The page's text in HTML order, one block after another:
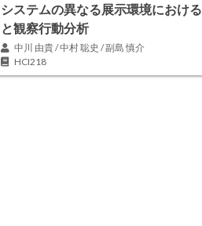
システムの異なる展示環境におけ
と観察行動分析
中川 由貴 / 中村 聡史 / 副島 慎介
HCI218